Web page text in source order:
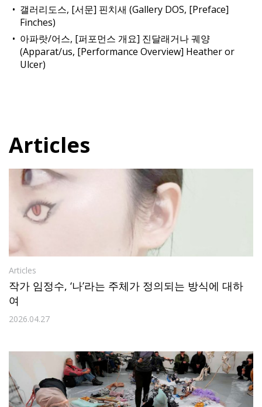
갤러리도스, [서문] 핀치새 (Gallery DOS, [Preface]
Finches)
아파랏/어스, [퍼포먼스 개요] 진달래거나 궤양
(Apparat/us, [Performance Overview] Heather or
Ulcer)
Articles
Articles
작가 임정수, ‘나’라는 주체가 정의되는 방식에 대하
여
2026.04.27